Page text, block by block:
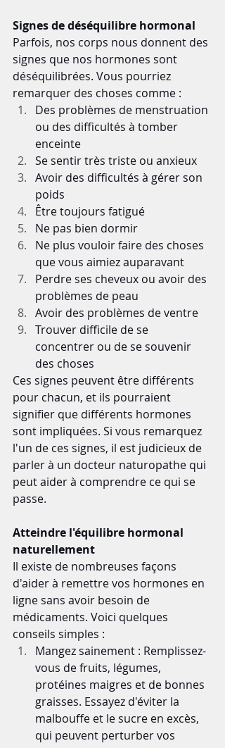
Signes de déséquilibre hormonal
Parfois, nos corps nous donnent des
signes que nos hormones sont
déséquilibrées. Vous pourriez
remarquer des choses comme :
Des problèmes de menstruation
ou des difficultés à tomber
enceinte
Se sentir très triste ou anxieux
Avoir des difficultés à gérer son
poids
Être toujours fatigué
Ne pas bien dormir
Ne plus vouloir faire des choses
que vous aimiez auparavant
Perdre ses cheveux ou avoir des
problèmes de peau
Avoir des problèmes de ventre
Trouver difficile de se
concentrer ou de se souvenir
des choses
Ces signes peuvent être différents
pour chacun, et ils pourraient
signifier que différents hormones
sont impliquées. Si vous remarquez
l'un de ces signes, il est judicieux de
parler à un docteur naturopathe qui
peut aider à comprendre ce qui se
passe.
Atteindre l'équilibre hormonal
naturellement
Il existe de nombreuses façons
d'aider à remettre vos hormones en
ligne sans avoir besoin de
médicaments. Voici quelques
conseils simples :
Mangez sainement : Remplissez-
vous de fruits, légumes,
protéines maigres et de bonnes
graisses. Essayez d'éviter la
malbouffe et le sucre en excès,
qui peuvent perturber vos